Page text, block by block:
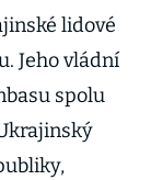
lidové
Jeho vládní
spolu